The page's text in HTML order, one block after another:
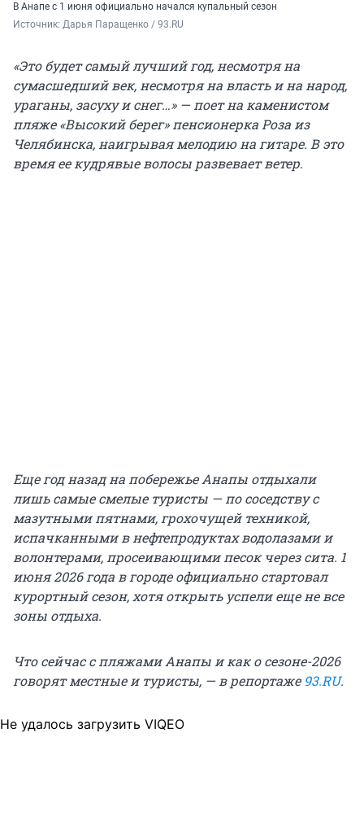
В Анапе с 1 июня официально начался купальный сезон
Источник: Дарья Паращенко / 93.RU
«Это будет самый лучший год, несмотря на
сумасшедший век, несмотря на власть и на народ,
ураганы, засуху и снег…» — поет на каменистом
пляже «Высокий берег» пенсионерка Роза из
Челябинска, наигрывая мелодию на гитаре. В это
время ее кудрявые волосы развевает ветер.
Еще год назад на побережье Анапы отдыхали
лишь самые смелые туристы — по соседству с
мазутными пятнами, грохочущей техникой,
испачканными в нефтепродуктах водолазами и
волонтерами, просеивающими песок через сита. 1
июня 2026 года в городе официально стартовал
курортный сезон, хотя открыть успели еще не все
зоны отдыха.
Что сейчас с пляжами Анапы и как о сезоне-2026
говорят местные и туристы, — в репортаже 93.RU.
Не удалось загрузить VIQEO